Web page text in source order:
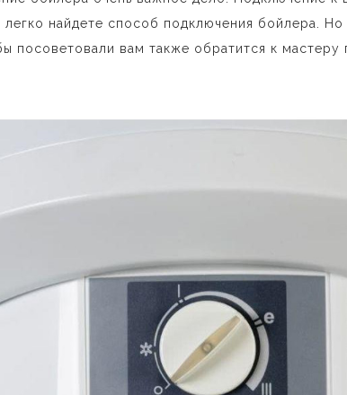
легко найдете способ подключения бойлера.
посоветовали вам также обратится к мастеру